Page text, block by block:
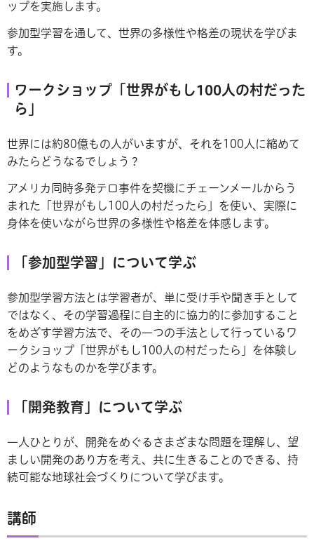
ップを実施します。
参加型学習を通して、世界の多様性や格差の現状を学びま
す。
ワークショップ「世界がもし100人の村だった
ら」
世界には約80億もの人がいますが、それを100人に縮めて
みたらどうなるでしょう？
アメリカ同時多発テロ事件を契機にチェーンメールからう
まれた「世界がもし100人の村だったら」を使い、実際に
身体を使いながら世界の多様性や格差を体感します。
​​​​「​参加型学習」について学ぶ
参加型学習方法とは学習者が、単に受け手や聞き手として
ではなく、その学習過程に自主的に協力的に参加すること
をめざす学習方法で、その一つの手法として行っているワ
ークショップ「世界がもし100人の村だったら」を体験し
どのようなものかを学びます。
「開発教育」について学ぶ
一人ひとりが、開発をめぐるさまざまな問題を理解し、望
ましい開発のあり方を考え、共に生きることのできる、持
続可能な地球社会づくりについて学びます。
講師